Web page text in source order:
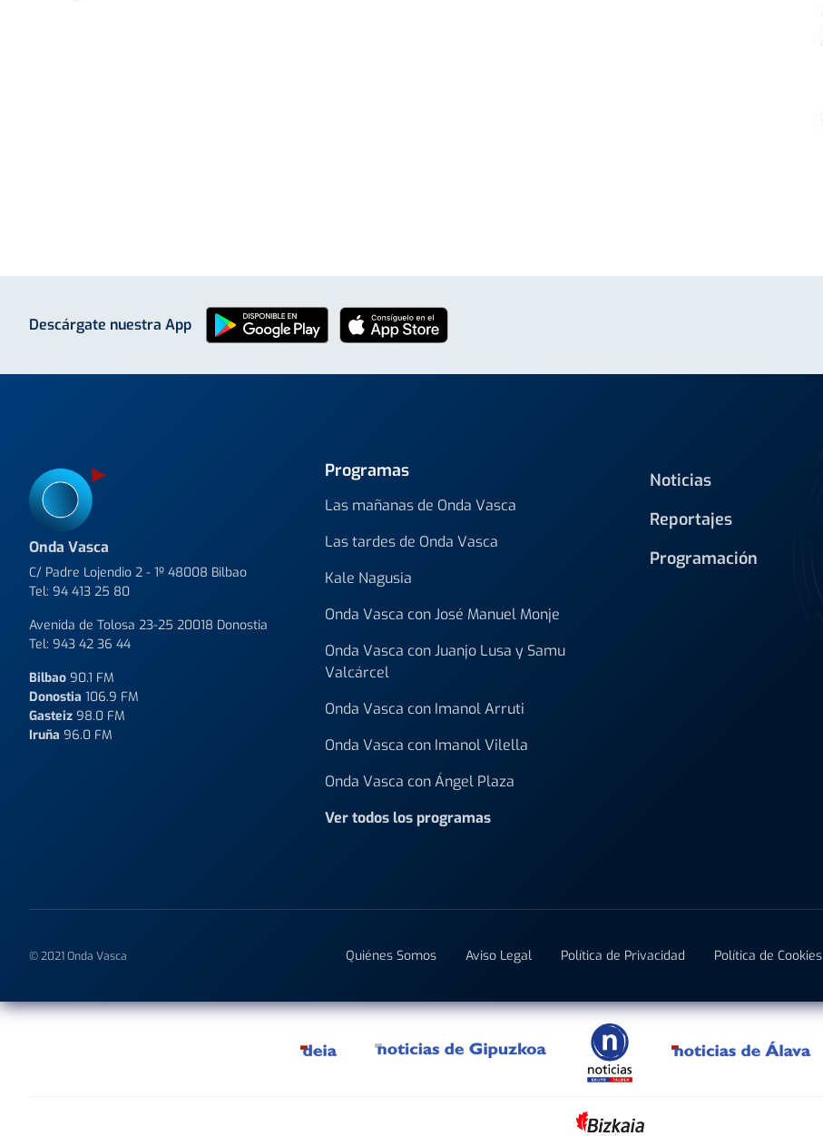
Descárgate nuestra App
Programas
Las mañanas de Onda Vasca
Las tardes de Onda Vasca
Kale Nagusia
Onda Vasca con José Manuel Monje
Onda Vasca con Juanjo Lusa y Samu
Valcárcel
Onda Vasca con Imanol Arruti
Onda Vasca con Imanol Vilella
Onda Vasca con Ángel Plaza
Ver todos los programas
Noticias
Reportajes
Programación
Onda Vasca
C/ Padre Lojendio 2 - 1º 48008 Bilbao
Tel: 94 413 25 80
Avenida de Tolosa 23-25 20018 Donostia
Tel: 943 42 36 44
Bilbao 90.1 FM
Donostia 106.9 FM
Gasteiz 98.0 FM
Iruña 96.0 FM
Quiénes Somos Aviso Legal Política de Privacidad Política de Cookies
© 2021 Onda Vasca